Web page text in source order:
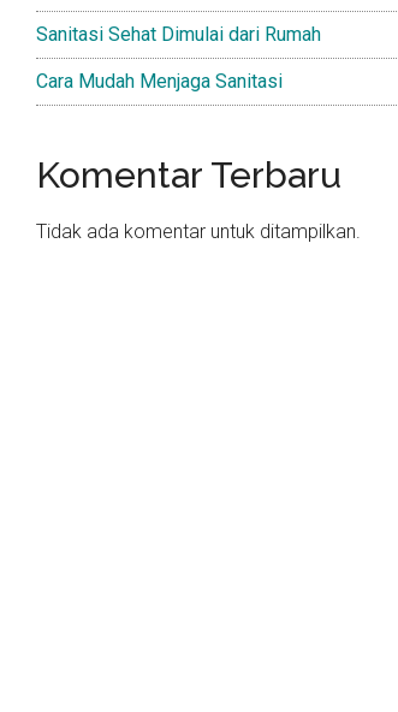
Sanitasi Sehat Dimulai dari Rumah
Cara Mudah Menjaga Sanitasi
Komentar Terbaru
Tidak ada komentar untuk ditampilkan.